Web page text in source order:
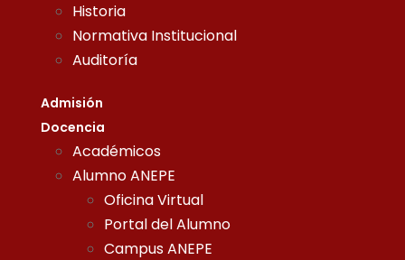
Historia
Normativa Institucional
Auditoría
Admisión
Docencia
Académicos
Alumno ANEPE
Oficina Virtual
Portal del Alumno
Campus ANEPE